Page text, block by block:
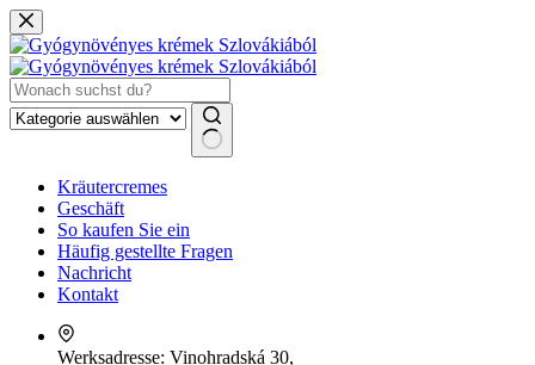
Zum
Inhalt
springen
ErgebnisseKräutercremes
Geschäft
So kaufen Sie ein
Häufig gestellte Fragen
Nachricht
Kontakt
Werksadresse: Vinohradská 30,